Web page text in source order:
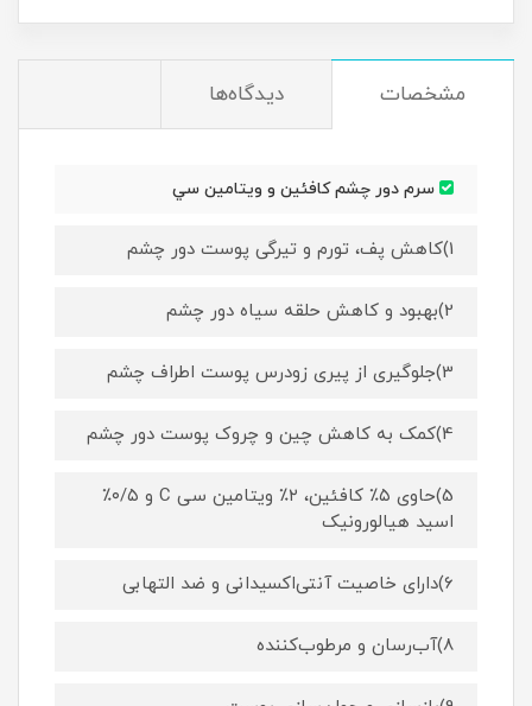
مشخصات دیدگاه‌ها
سرم دور چشم کافئین و ويتامين سي
1)کاهش پف، تورم و تیرگی پوست دور چشم
2)بهبود و کاهش حلقه سیاه دور چشم
3)جلوگیری از پیری زودرس پوست اطراف چشم
4)کمک به کاهش چین و چروک پوست دور چشم
5)حاوی ۵٪ کافئین، ۲٪ ویتامین‌ سی C و ۰/۵٪
اسید هیالورونیک
6)دارای خاصیت آنتی‌اکسیدانی و ضد التهابی
8)آب‌رسان و مرطوب‌کننده